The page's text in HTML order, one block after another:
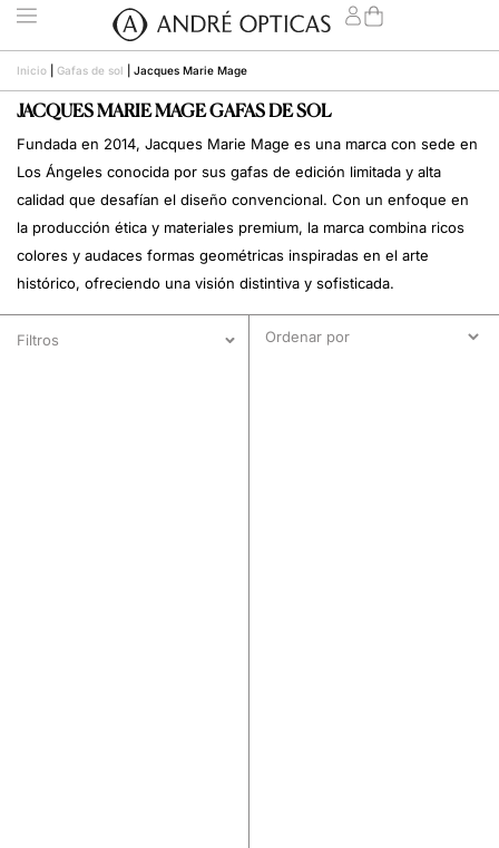
Inicio Gafas de sol Jacques Marie Mage
JACQUES MARIE MAGE GAFAS DE SOL
Fundada en 2014, Jacques Marie Mage es una marca con sede en
Los Ángeles conocida por sus gafas de edición limitada y alta
calidad que desafían el diseño convencional. Con un enfoque en
la producción ética y materiales premium, la marca combina ricos
colores y audaces formas geométricas inspiradas en el arte
histórico, ofreciendo una visión distintiva y sofisticada.
Filtros